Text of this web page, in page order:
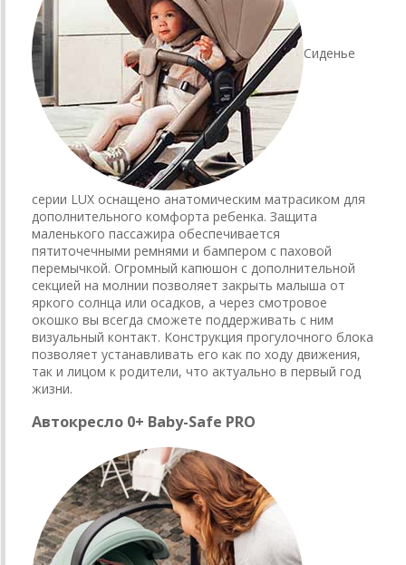
Сиденье
серии LUX оснащено анатомическим матрасиком для
дополнительного комфорта ребенка. Защита
маленького пассажира обеспечивается
пятиточечными ремнями и бампером с паховой
перемычкой. Огромный капюшон с дополнительной
секцией на молнии позволяет закрыть малыша от
яркого солнца или осадков, а через смотровое
окошко вы всегда сможете поддерживать с ним
визуальный контакт. Конструкция прогулочного блока
позволяет устанавливать его как по ходу движения,
так и лицом к родители, что актуально в первый год
жизни.
Автокресло 0+ Baby-Safe PRO